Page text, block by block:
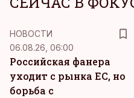
НОВОСТИ
06.08.26, 06:00
Российская фанера
уходит с рынка ЕС, но
борьба с